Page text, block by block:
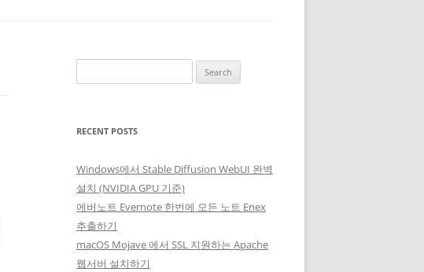
for:
RECENT POSTS
Windows에서 Stable Diffusion WebUI 완벽
설치 (NVIDIA GPU 기준)
에버노트 Evernote 한번에 모든 노트 Enex
추출하기
macOS Mojave 에서 SSL 지원하는 Apache
웹서버 설치하기